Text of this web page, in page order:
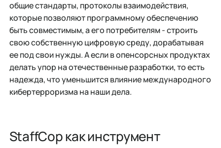
общие стандарты, протоколы взаимодействия,
которые позволяют программному обеспечению
быть совместимым, а его потребителям - строить
свою собственную цифровую среду, дорабатывая
ее под свои нужды. А если в опенсорсных продуктах
делать упор на отечественные разработки, то есть
надежда, что уменьшится влияние международного
кибертерроризма на наши дела.
StaffCop как инструмент